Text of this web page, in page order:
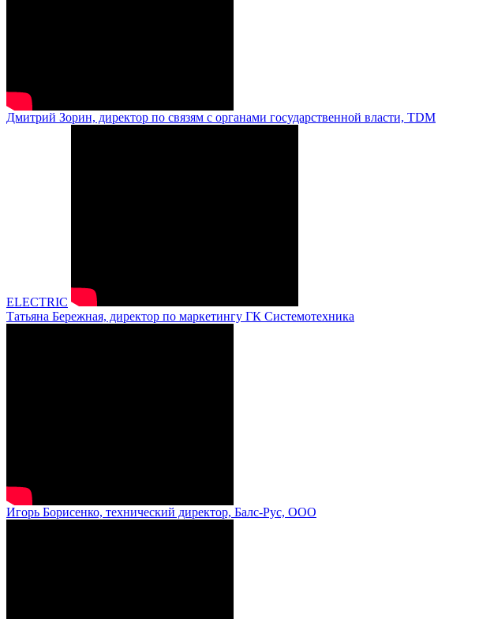
Дмитрий Зорин, директор по связям с органами государственной власти, TDM
ELECTRIC
Татьяна Бережная, директор по маркетингу ГК Системотехника
Игорь Борисенко, технический директор, Балс-Рус, ООО